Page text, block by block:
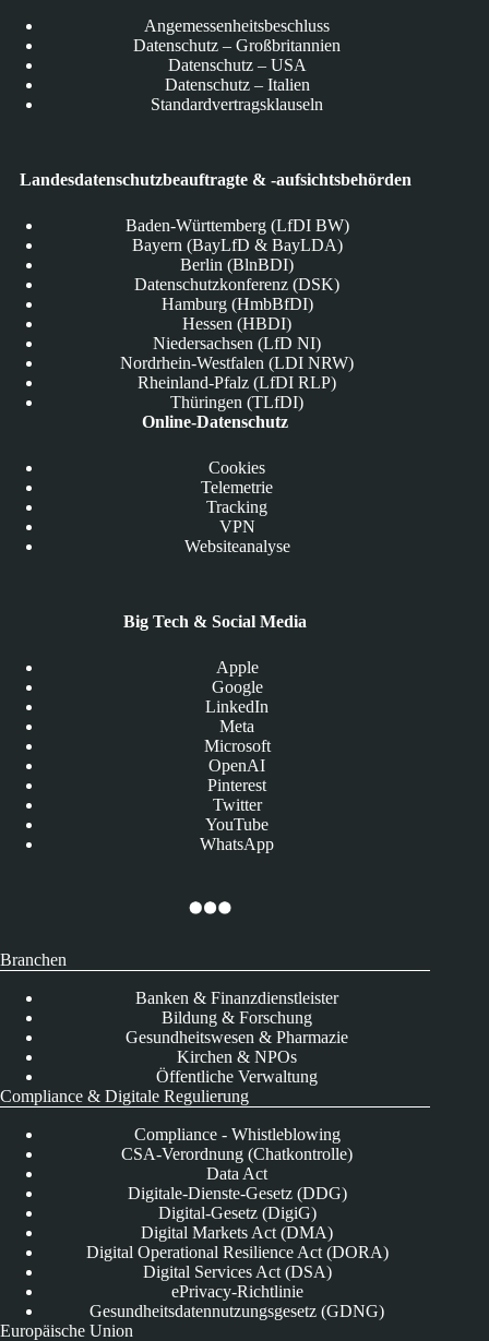
Angemessenheitsbeschluss
Datenschutz – Großbritannien
Datenschutz – USA
Datenschutz – Italien
Standardvertragsklauseln
Landesdatenschutzbeauftragte & -aufsichtsbehörden
Baden-Württemberg (LfDI BW)
Bayern (BayLfD & BayLDA)
Berlin (BlnBDI)
Datenschutzkonferenz (DSK)
Hamburg (HmbBfDI)
Hessen (HBDI)
Niedersachsen (LfD NI)
Nordrhein-Westfalen (LDI NRW)
Rheinland-Pfalz (LfDI RLP)
Thüringen (TLfDI)
Online-Datenschutz
Cookies
Telemetrie
Tracking
VPN
Websiteanalyse
Big Tech & Social Media
Apple
Google
LinkedIn
Meta
Microsoft
OpenAI
Pinterest
Twitter
YouTube
WhatsApp
Branchen
Banken & Finanzdienstleister
Bildung & Forschung
Gesundheitswesen & Pharmazie
Kirchen & NPOs
Öffentliche Verwaltung
Compliance & Digitale Regulierung
Compliance - Whistleblowing
CSA-Verordnung (Chatkontrolle)
Data Act
Digitale-Dienste-Gesetz (DDG)
Digital-Gesetz (DigiG)
Digital Markets Act (DMA)
Digital Operational Resilience Act (DORA)
Digital Services Act (DSA)
ePrivacy-Richtlinie
Gesundheitsdatennutzungsgesetz (GDNG)
Europäische Union